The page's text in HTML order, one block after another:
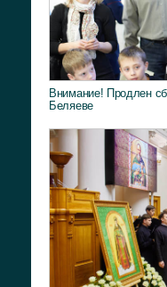
Внимание! Продлен
Беляеве